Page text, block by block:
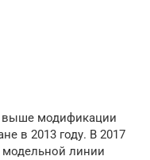
выше модификации
в 2013 году. В 2017
модельной линии